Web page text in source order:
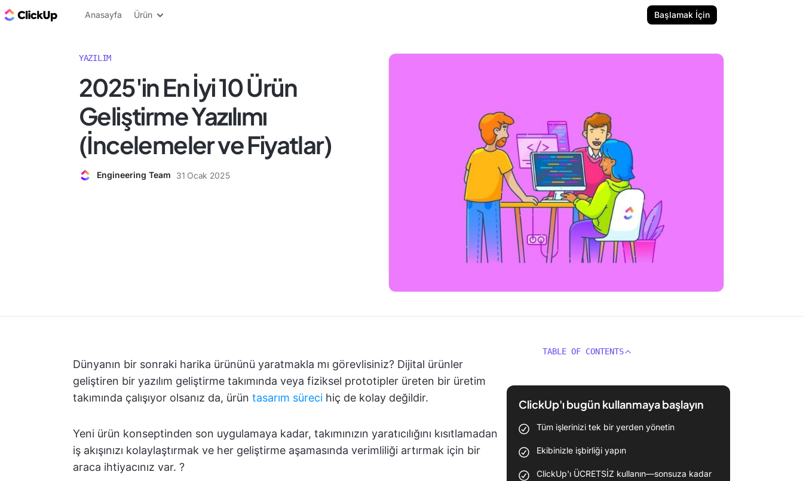
ClickUp Blog
Anasayfa Ürün Başlamak İçin
YAZILIM
2025'in En İyi 10 Ürün
Geliştirme Yazılımı
(İncelemeler ve Fiyatlar)
Engineering Team 31 Ocak 2025
Dünyanın bir sonraki harika ürününü yaratmakla mı görevlisiniz? Dijital ürünler
geliştiren bir yazılım geliştirme takımında veya fiziksel prototipler üreten bir üretim
takımında çalışıyor olsanız da, ürün tasarım süreci hiç de kolay değildir.
Yeni ürün konseptinden son uygulamaya kadar, takımınızın yaratıcılığını kısıtlamadan
iş akışınızı kolaylaştırmak ve her geliştirme aşamasında verimliliği artırmak için bir
araca ihtiyacınız var. ?
TABLE OF CONTENTS
ClickUp'ı bugün kullanmaya başlayın
Tüm işlerinizi tek bir yerden yönetin
Ekibinizle işbirliği yapın
ClickUp'ı ÜCRETSİZ kullanın—sonsuza kadar